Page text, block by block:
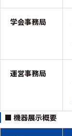
テレメー
タ
センサ・信号処
理関連
学会事務局
運営事務局
■ 機器展示概要